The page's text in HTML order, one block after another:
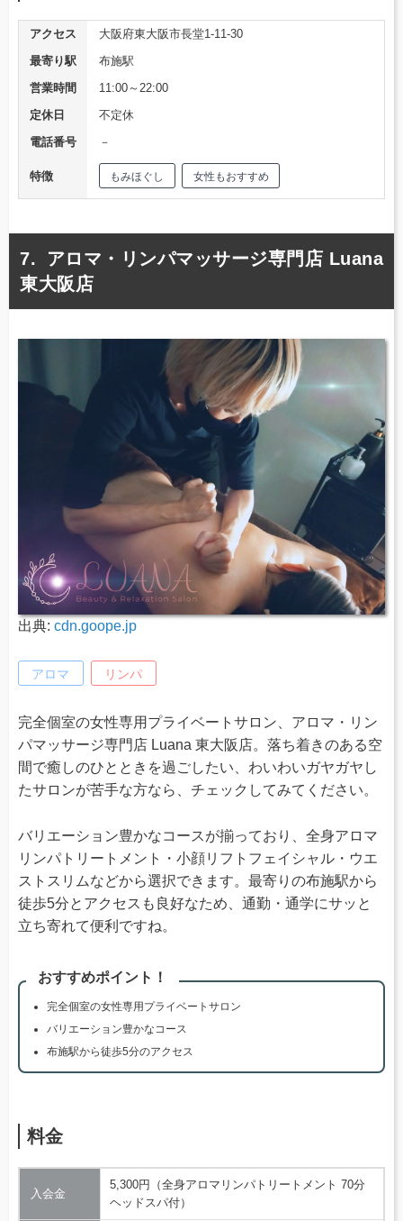
アクセス
大阪府東大阪市長堂1-11-30
最寄り駅
布施駅
営業時間
11:00～22:00
定休日
不定休
電話番号
－
特徴 もみほぐし 女性もおすすめ
アロマ・リンパマッサージ専門店 Luana
東大阪店
出典: cdn.goope.jp
アロマ リンパ
完全個室の女性専用プライベートサロン、アロマ・リン
パマッサージ専門店 Luana 東大阪店。落ち着きのある空
間で癒しのひとときを過ごしたい、わいわいガヤガヤし
たサロンが苦手な方なら、チェックしてみてください。
バリエーション豊かなコースが揃っており、全身アロマ
リンパトリートメント・小顔リフトフェイシャル・ウエ
ストスリムなどから選択できます。最寄りの布施駅から
徒歩5分とアクセスも良好なため、通勤・通学にサッと
立ち寄れて便利ですね。
おすすめポイント！
完全個室の女性専用プライベートサロン
バリエーション豊かなコース
布施駅から徒歩5分のアクセス
料金
入会金
5,300円（全身アロマリンパトリートメント 70分
ヘッドスパ付）